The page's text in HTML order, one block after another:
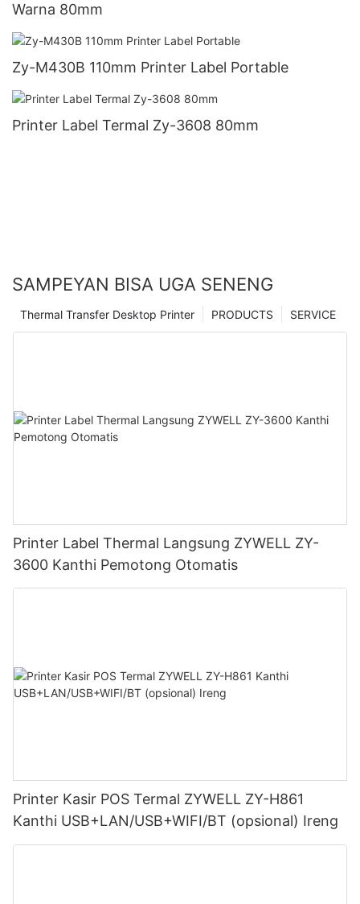
Warna 80mm
Zy-M430B 110mm Printer Label Portable
Printer Label Termal Zy-3608 80mm
SAMPEYAN BISA UGA SENENG
SERVICE
PRODUCTS
Thermal Transfer Desktop Printer
Printer Label Thermal Langsung ZYWELL ZY-
3600 Kanthi Pemotong Otomatis
Printer Kasir POS Termal ZYWELL ZY-H861
Kanthi USB+LAN/USB+WIFI/BT (opsional) Ireng